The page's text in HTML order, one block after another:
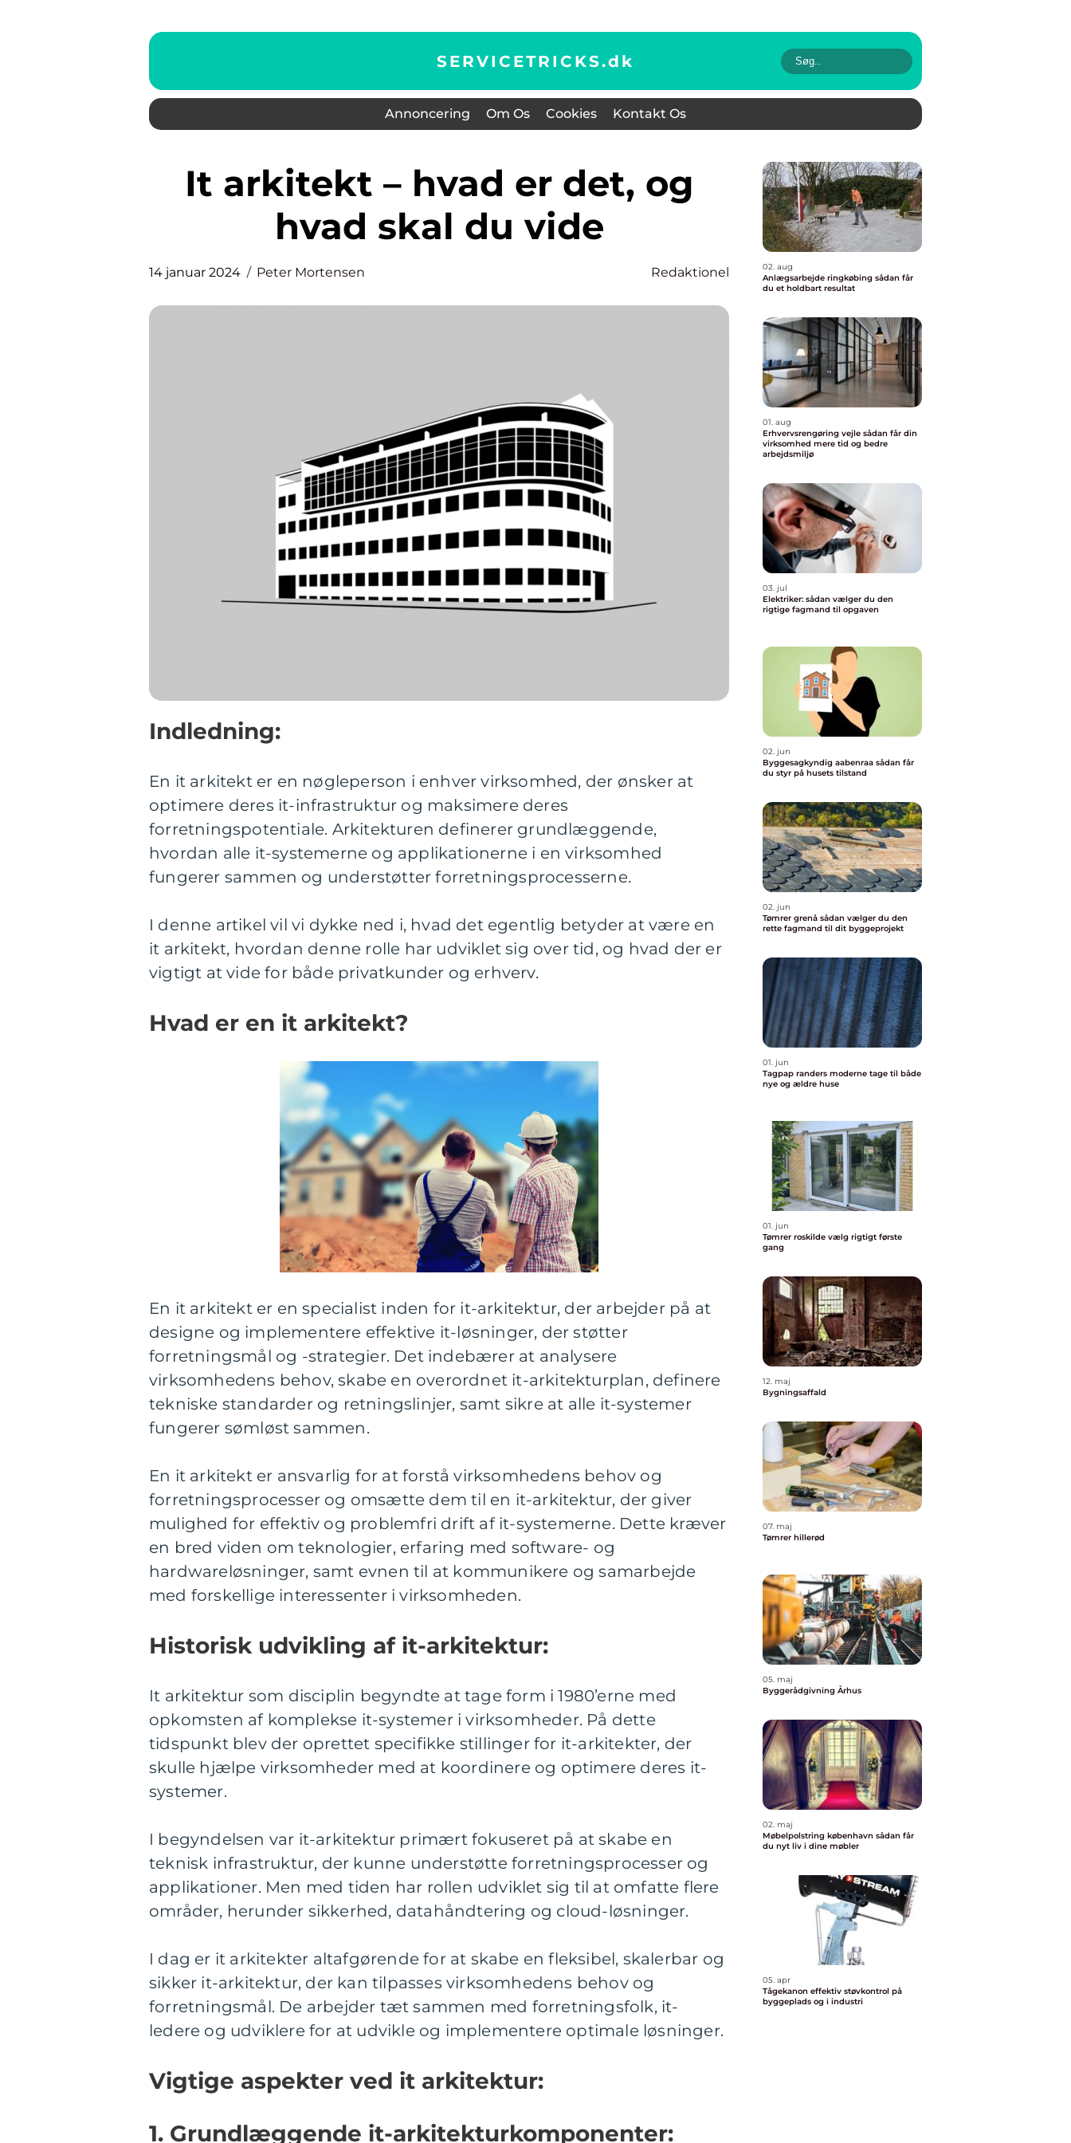
SERVICETRICKS.dk
Annoncering Om Os Cookies Kontakt Os
It arkitekt – hvad er det, og
hvad skal du vide
14 januar 2024 Peter Mortensen Redaktionel
Indledning:
En it arkitekt er en nøgleperson i enhver virksomhed, der ønsker at
optimere deres it-infrastruktur og maksimere deres
forretningspotentiale. Arkitekturen definerer grundlæggende,
hvordan alle it-systemerne og applikationerne i en virksomhed
fungerer sammen og understøtter forretningsprocesserne.
I denne artikel vil vi dykke ned i, hvad det egentlig betyder at være en
it arkitekt, hvordan denne rolle har udviklet sig over tid, og hvad der er
vigtigt at vide for både privatkunder og erhverv.
Hvad er en it arkitekt?
En it arkitekt er en specialist inden for it-arkitektur, der arbejder på at
designe og implementere effektive it-løsninger, der støtter
forretningsmål og -strategier. Det indebærer at analysere
virksomhedens behov, skabe en overordnet it-arkitekturplan, definere
tekniske standarder og retningslinjer, samt sikre at alle it-systemer
fungerer sømløst sammen.
En it arkitekt er ansvarlig for at forstå virksomhedens behov og
forretningsprocesser og omsætte dem til en it-arkitektur, der giver
mulighed for effektiv og problemfri drift af it-systemerne. Dette kræver
en bred viden om teknologier, erfaring med software- og
hardwareløsninger, samt evnen til at kommunikere og samarbejde
med forskellige interessenter i virksomheden.
Historisk udvikling af it-arkitektur:
It arkitektur som disciplin begyndte at tage form i 1980’erne med
opkomsten af komplekse it-systemer i virksomheder. På dette
tidspunkt blev der oprettet specifikke stillinger for it-arkitekter, der
skulle hjælpe virksomheder med at koordinere og optimere deres it-
systemer.
I begyndelsen var it-arkitektur primært fokuseret på at skabe en
teknisk infrastruktur, der kunne understøtte forretningsprocesser og
applikationer. Men med tiden har rollen udviklet sig til at omfatte flere
områder, herunder sikkerhed, datahåndtering og cloud-løsninger.
I dag er it arkitekter altafgørende for at skabe en fleksibel, skalerbar og
sikker it-arkitektur, der kan tilpasses virksomhedens behov og
forretningsmål. De arbejder tæt sammen med forretningsfolk, it-
ledere og udviklere for at udvikle og implementere optimale løsninger.
Vigtige aspekter ved it arkitektur:
1. Grundlæggende it-arkitekturkomponenter:
02. aug
Anlægsarbejde ringkøbing sådan får
du et holdbart resultat
01. aug
Erhvervsrengøring vejle sådan får din
virksomhed mere tid og bedre
arbejdsmiljø
03. jul
Elektriker: sådan vælger du den
rigtige fagmand til opgaven
02. jun
Byggesagkyndig aabenraa sådan får
du styr på husets tilstand
02. jun
Tømrer grenå sådan vælger du den
rette fagmand til dit byggeprojekt
01. jun
Tagpap randers moderne tage til både
nye og ældre huse
01. jun
Tømrer roskilde vælg rigtigt første
gang
12. maj
Bygningsaffald
07. maj
Tømrer hillerød
05. maj
Byggerådgivning Århus
02. maj
Møbelpolstring københavn sådan får
du nyt liv i dine møbler
05. apr
Tågekanon effektiv støvkontrol på
byggeplads og i industri